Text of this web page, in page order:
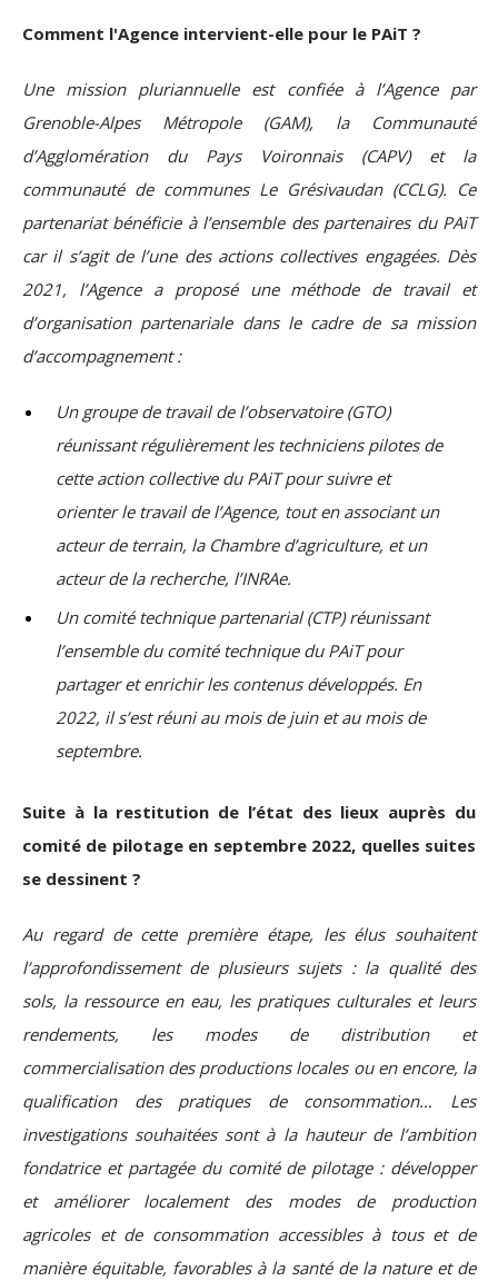
Comment l'Agence intervient-elle pour le PAiT ?
Une mission pluriannuelle est confiée à l’Agence par
Grenoble-Alpes Métropole (GAM), la Communauté
d’Agglomération du Pays Voironnais (CAPV) et la
communauté de communes Le Grésivaudan (CCLG). Ce
partenariat bénéficie à l’ensemble des partenaires du PAiT
car il s’agit de l’une des actions collectives engagées. Dès
2021, l’Agence a proposé une méthode de travail et
d’organisation partenariale dans le cadre de sa mission
d’accompagnement :
Un groupe de travail de l’observatoire (GTO)
réunissant régulièrement les techniciens pilotes de
cette action collective du PAiT pour suivre et
orienter le travail de l’Agence, tout en associant un
acteur de terrain, la Chambre d’agriculture, et un
acteur de la recherche, l’INRAe.
Un comité technique partenarial (CTP) réunissant
l’ensemble du comité technique du PAiT pour
partager et enrichir les contenus développés. En
2022, il s’est réuni au mois de juin et au mois de
septembre.
Suite à la restitution de l’état des lieux auprès du
comité de pilotage en septembre 2022, quelles suites
se dessinent ?
Au regard de cette première étape, les élus souhaitent
l’approfondissement de plusieurs sujets : la qualité des
sols, la ressource en eau, les pratiques culturales et leurs
rendements, les modes de distribution et
commercialisation des productions locales ou en encore, la
qualification des pratiques de consommation… Les
investigations souhaitées sont à la hauteur de l’ambition
fondatrice et partagée du comité de pilotage : développer
et améliorer localement des modes de production
agricoles et de consommation accessibles à tous et de
manière équitable, favorables à la santé de la nature et de